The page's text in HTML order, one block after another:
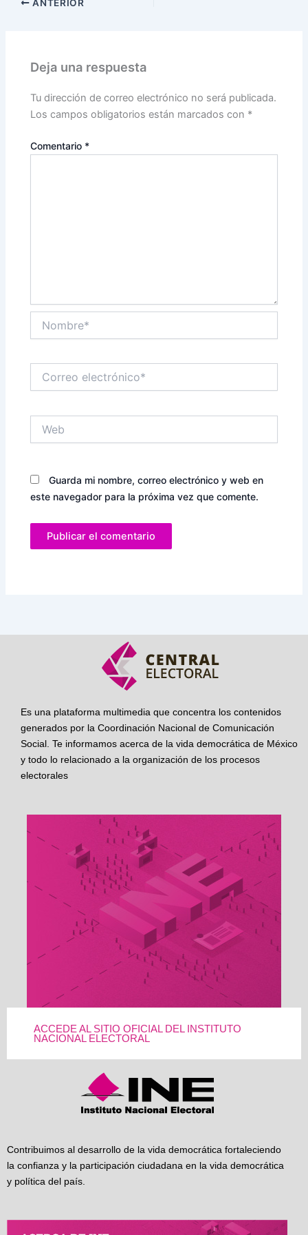
ANTERIOR
Deja una respuesta
Tu dirección de correo electrónico no será publicada.
Los campos obligatorios están marcados con *
Comentario *
electrónico*
Guarda mi nombre, correo electrónico y web en
este navegador para la próxima vez que comente.
Es una plataforma multimedia que concentra los contenidos
generados por la Coordinación Nacional de Comunicación
Social. Te informamos acerca de la vida democrática de México
y todo lo relacionado a la organización de los procesos
electorales
ACCEDE AL SITIO OFICIAL DEL INSTITUTO
NACIONAL ELECTORAL
Contribuimos al desarrollo de la vida democrática fortaleciendo
la confianza y la participación ciudadana en la vida democrática
y política del país.